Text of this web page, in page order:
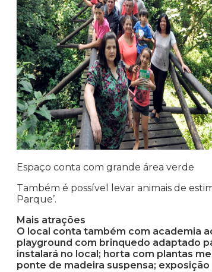
Espaço conta com grande área verde
Também é possível levar animais de
Parque’.
Mais atrações
O local conta também com academia
playground com brinquedo adaptado
instalará no local; horta com plantas
ponte de madeira suspensa;